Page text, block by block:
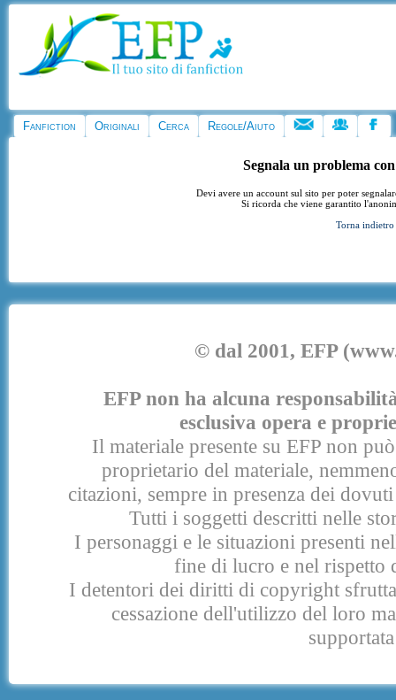
Fanfiction Originali Cerca Regole/Aiuto
Segnala un problema
Devi avere un account sul sito per poter
Si ricorda che viene garantito
Torna indietro
© dal 2001, EFP
EFP non ha alcuna
esclusiva opera e
Il materiale presente su EFP non
proprietario del materiale,
citazioni, sempre in presenza dei
Tutti i soggetti descritti nelle
I personaggi e le situazioni presenti
fine di lucro e nel rispetto
I detentori dei diritti di copyright
cessazione dell'utilizzo del loro